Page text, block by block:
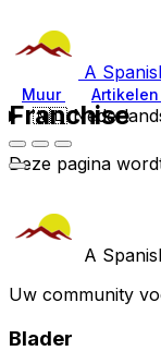
A
Muur Artikelen
🇳🇱
Franchise
Deze pagina
A
Uw community
Blader